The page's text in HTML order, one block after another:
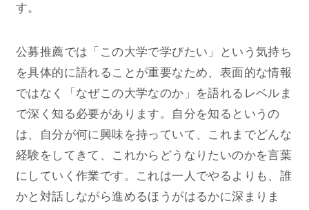
す。
公募推薦では「この大学で学びたい」という気持ち
を具体的に語れることが重要なため、表面的な情報
ではなく「なぜこの大学なのか」を語れるレベルま
で深く知る必要があります。自分を知るというの
は、自分が何に興味を持っていて、これまでどんな
経験をしてきて、これからどうなりたいのかを言葉
にしていく作業です。これは一人でやるよりも、誰
かと対話しながら進めるほうがはるかに深まりま